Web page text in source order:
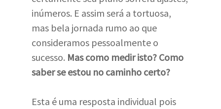
inúmeros. E assim será a tortuosa,
mas bela jornada rumo ao que
consideramos pessoalmente o
sucesso. Mas como medir isto? Como
saber se estou no caminho certo?
Esta é uma resposta individual pois